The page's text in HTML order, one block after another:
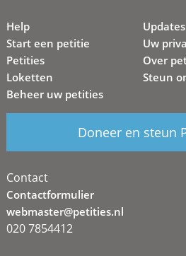
Help
Start een petitie
Petities
Loketten
Beheer uw petities
Updates
Uw
Over
Steun
Doneer en steun
Contact
Contactformulier
webmaster@petities.nl
020 7854412